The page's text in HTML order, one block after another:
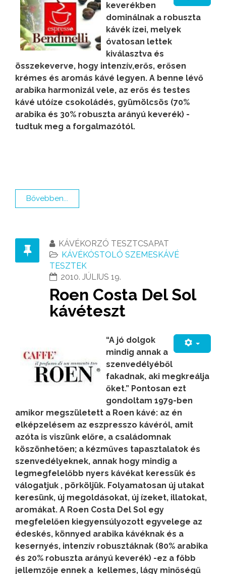
keverékben
dominálnak a robuszta
kávék ízei, melyek
óvatosan lettek
kiválasztva és
összekeverve, hogy intenzív,erős, erősen
krémes és aromás kávé legyen. A benne lévő
arabika harmonizál vele, az erős és testes
kávé utóíze csokoládés, gyümölcsös (70%
arabika és 30% robuszta arányú keverék) -
tudtuk meg a forgalmazótól.
Bővebben...
KÁVÉKORZÓ TESZTCSAPAT
KÁVÉKÓSTOLÓ SZEMESKÁVÉ
TESZTEK
2010. JÚLIUS 19.
Roen Costa Del Sol
kávéteszt
“A jó dolgok
mindig annak a
szenvedélyéből
fakadnak, aki megkreálja
őket.” Pontosan ezt
gondoltam 1979-ben
amikor megszületett a Roen kávé: az én
elképzelésem az eszpresszo kávéról, amit
azóta is viszünk előre, a családomnak
köszönhetően; a kézműves tapasztalatok és
szenvedélyeknek, annak hogy mindig a
legmegfelelőbb nyers kávékat keressük és
válogatjuk , pörköljük. Folyamatosan új utakat
keresünk, új megoldásokat, új ízeket, illatokat,
aromákat. A Roen Costa Del Sol egy
megfelelően kiegyensúlyozott egyvelege az
édeskés, könnyed arabika kávéknak és a
kesernyés, intenzív robusztáknak (80% arabika
és 20% robuszta arányú keverék) -ez a főbb
jellemzője ennek a kellemes, lágy minőségű